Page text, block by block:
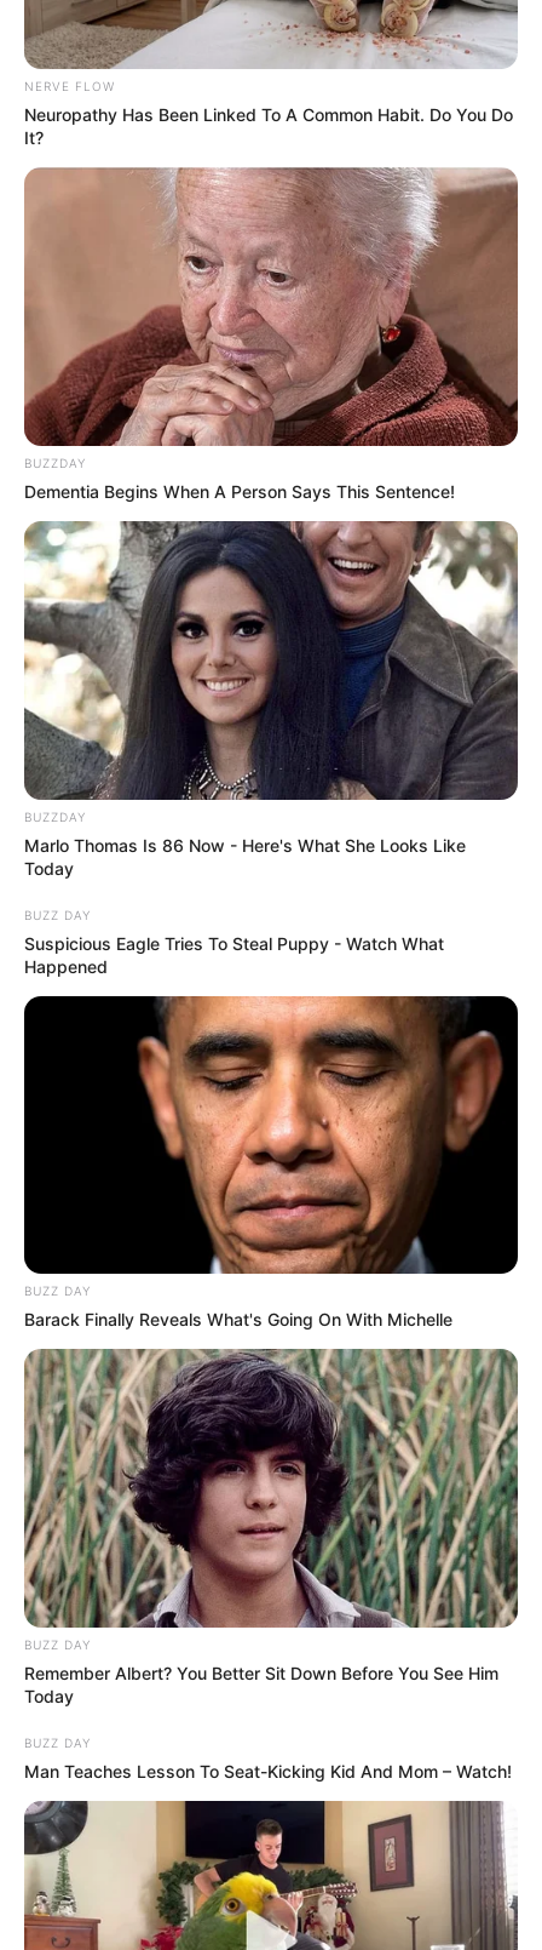
figyelem középpontjába, miután kiszivárgott
részletek egy eddig teljesen ismeretlen ügyről.
A történet egyelőre tele van kérdőjelekkel, de az
biztos, hogy a háttérben valami komoly dolog
zajlik. Több forrás is arról számolt be, hogy az
események gyors ütemben bontakoznak ki, és akár
komoly következményei is lehetnek.
A közösségi médiában percek alatt elindult a
találgatás. Egyesek szerint egy régóta húzódó
konfliktus állhat a háttérben, míg mások úgy vélik,
hogy egy hirtelen fordulat vezetett a mostani
helyzethez. Az azonban mindenki számára
egyértelmű, hogy ez az ügy nem hétköznapi.
Sokan megdöbbenve fogadták a híreket, és egyre
többen követelik, hogy tiszta vizet öntsenek a
mögött? És ami talán a legfontosabb: milyen
következmények várhatók?
Bár hivatalos megerősítés egyelőre nem érkezett, a
történet súlya miatt már most hatalmas figyelem
irányul rá. Elemzők szerint az ilyen helyzetek
könnyen eszkalálódhatnak, különösen akkor, ha
újabb részletek kerülnek napvilágra.
A politikai életben nem ritkák a váratlan fordulatok,
visszhangot váltanak ki. Egyetlen kiszivárgott
információ is elegendő lehet ahhoz, hogy lavinát
indítson el – és úgy tűnik, most pontosan ez történt.
A háttérben zajló eseményekről egyre több pletyka
kering, de egyelőre nehéz megkülönböztetni a
NERVE FLOW
Neuropathy Has Been Linked To A Common Habit. Do You Do
It?
BUZZDAY
Dementia Begins When A Person Says This Sentence!
BUZZDAY
Marlo Thomas Is 86 Now - Here's What She Looks Like
Today
BUZZ DAY
Suspicious Eagle Tries To Steal Puppy - Watch What
Happened
BUZZ DAY
Barack Finally Reveals What's Going On With Michelle
BUZZ DAY
Remember Albert? You Better Sit Down Before You See Him
Today
BUZZ DAY
Man Teaches Lesson To Seat-Kicking Kid And Mom – Watch!